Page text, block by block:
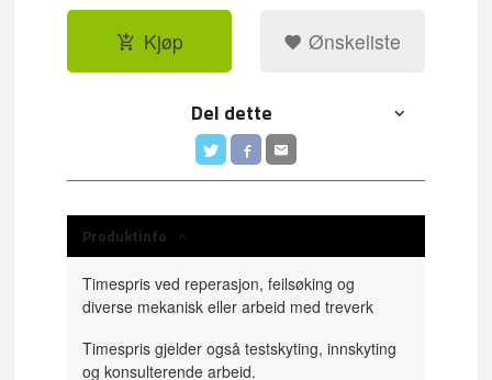
Kjøp Ønskeliste
Del dette
Produktinfo
Timespris ved reperasjon, feilsøking og
diverse mekanisk eller arbeid med treverk
Timespris gjelder også testskyting, innskyting
og konsulterende arbeid.